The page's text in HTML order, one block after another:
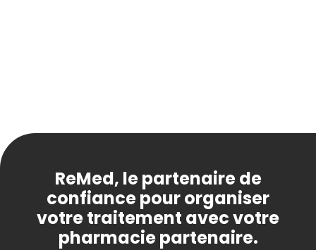
ReMed, le partenaire de
confiance pour organiser
votre traitement avec votre
pharmacie partenaire.